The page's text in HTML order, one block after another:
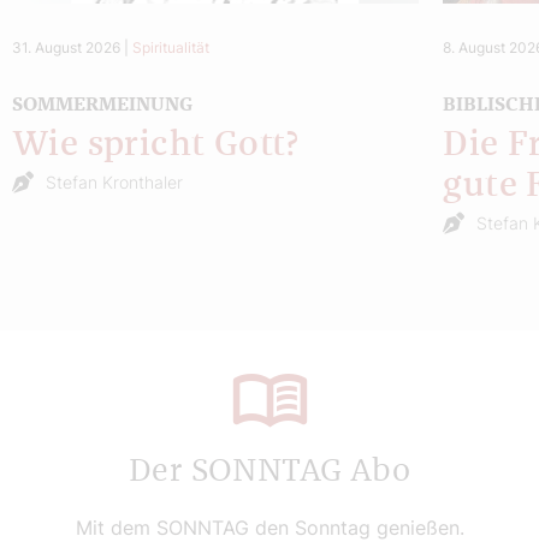
31. August 2026 Spiritualität
SOMMERMEINUNG
Wie spricht Gott?
Stefan Kronthaler
8. August
Die
gute
Stefan
Der SONNTAG Abo
Mit dem SONNTAG den Sonntag genießen.